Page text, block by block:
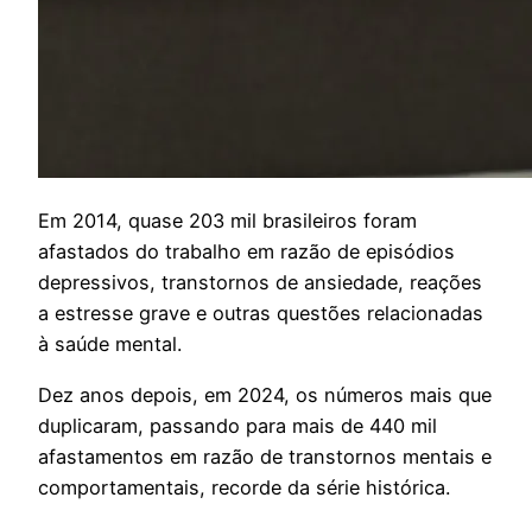
Em 2014, quase 203 mil brasileiros foram
afastados do trabalho em razão de episódios
depressivos, transtornos de ansiedade, reações
a estresse grave e outras questões relacionadas
à saúde mental.
Dez anos depois, em 2024, os números mais que
duplicaram, passando para mais de 440 mil
afastamentos em razão de transtornos mentais e
comportamentais, recorde da série histórica.